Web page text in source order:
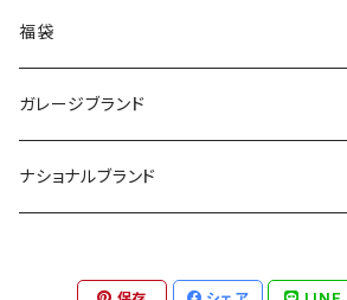
福袋
ガレージブランド
MAAGZ
ナショナルブランド